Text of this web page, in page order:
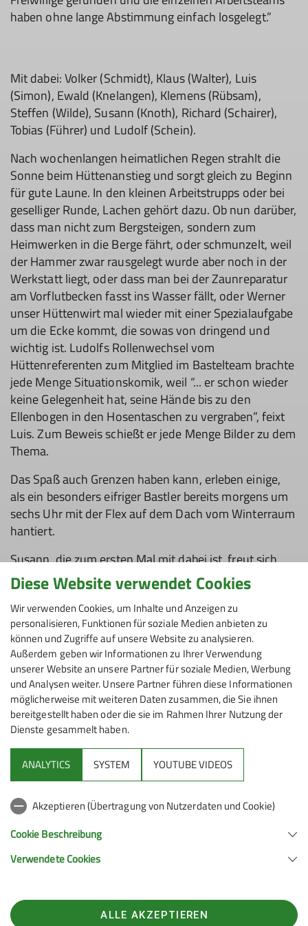
haben ohne lange Abstimmung einfach losgelegt.”
Mit dabei: Volker (Schmidt), Klaus (Walter), Luis
(Simon), Ewald (Knelangen), Klemens (Rübsam),
Steffen (Wilde), Susann (Knoth), Richard (Schairer),
Tobias (Führer) und Ludolf (Schein).
Nach wochenlangen heimatlichen Regen strahlt die
Sonne beim Hüttenanstieg und sorgt gleich zu Beginn
für gute Laune. In den kleinen Arbeitstrupps oder bei
geselliger Runde, Lachen gehört dazu. Ob nun darüber,
dass man nicht zum Bergsteigen, sondern zum
Heimwerken in die Berge fährt, oder schmunzelt, weil
der Hammer zwar rausgelegt wurde aber noch in der
Werkstatt liegt, oder dass man bei der Zaunreparatur
am Vorflutbecken fasst ins Wasser fällt, oder Werner
unser Hüttenwirt mal wieder mit einer Spezialaufgabe
um die Ecke kommt, die sowas von dringend und
wichtig ist. Ludolfs Rollenwechsel vom
Hüttenreferenten zum Mitglied im Bastelteam brachte
jede Menge Situationskomik, weil “... er schon wieder
keine Gelegenheit hat, seine Hände bis zu den
Ellenbogen in den Hosentaschen zu vergraben”, feixt
Luis. Zum Beweis schießt er jede Menge Bilder zu dem
Thema.
Das Spaß auch Grenzen haben kann, erleben einige,
als ein besonders eifriger Bastler bereits morgens um
sechs Uhr mit der Flex auf dem Dach vom Winterraum
hantiert.
Susann, die zum ersten Mal mit dabei ist, freut sich
über “viele freiwillige junge und reife Männer, die hoch
motiviert und ehrenamtlich an den verschiedensten
Projekten mitarbeiten.” Sie ist beeindruckt von der
Organisation im Vorfeld durch Stefan und dem
Kernteam Hütte. Für alle Aufgaben sei das richtige
Material auf der Hütte gewesen und auch die
Arbeitssicherheit sei gewährleistet gewesen.
Das Ergebnis des fröhlichen Bastelteams kann sich
sehen lassen. Das größte Projekt ist die
Zwangsbelüftung des Winterraums durch Solar-Luft-
Kollektoren. Diese umweltfreundliche Lösung nutzt
die Sonnenenergie für das Erwärmen und den
Transport der Luft in den Winterraum. Der so erzeugte
Luftaustausch reduziert die Schimmelbildung
erheblich. Bei der Montage arbeitete das Bastelteam
mit einem externen Handwerker zusammen.
Stellen flachgelegt. Die größte Herausforderung hier:
Diese Website verwendet Cookies
Wir verwenden Cookies, um Inhalte und Anzeigen zu
personalisieren, Funktionen für soziale Medien anbieten zu
können und Zugriffe auf unsere Website zu analysieren.
Außerdem geben wir Informationen zu Ihrer Verwendung
unserer Website an unsere Partner für soziale Medien, Werbung
und Analysen weiter. Unsere Partner führen diese Informationen
möglicherweise mit weiteren Daten zusammen, die Sie ihnen
bereitgestellt haben oder die sie im Rahmen Ihrer Nutzung der
Dienste gesammelt haben.
ANALYTICS SYSTEM YOUTUBE VIDEOS
Akzeptieren (Übertragung von Nutzerdaten und Cookie)
Cookie Beschreibung
Verwendete Cookies
ALLE AKZEPTIEREN